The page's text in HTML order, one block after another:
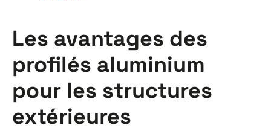
Les avantages des
profilés aluminium
pour les structures
extérieures